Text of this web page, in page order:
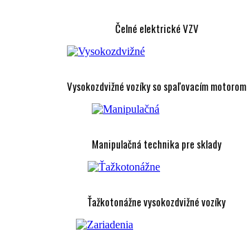
Čelné elektrické VZV
Vysokozdvižné vozíky so spaľovacím motorom
Manipulačná technika pre sklady
Ťažkotonážne vysokozdvižné vozíky